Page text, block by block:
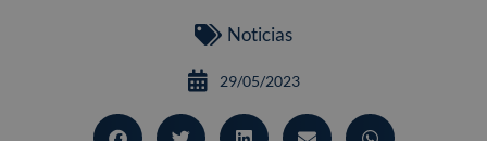
Noticias
29/05/2023